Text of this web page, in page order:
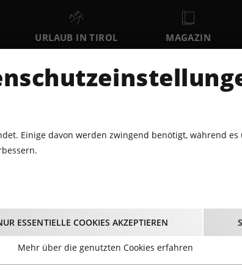
URLAUB IN TIROL MAGAZIN
SA SO MO 11
- Beginn 10:00 Uhr
Einige davon werden zwingend benötigt, während
ESSENTIELLE COOKIES AKZEPTIEREN
Mehr über die genutzten Cookies erfahren